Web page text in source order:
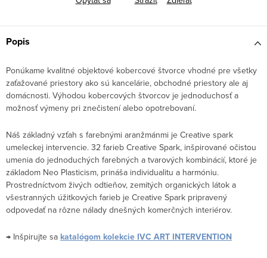
Popis
Ponúkame kvalitné objektové kobercové štvorce vhodné pre všetky
zaťažované priestory ako sú kancelárie, obchodné priestory ale aj
domácnosti. Výhodou kobercových štvorcov je jednoduchosť a
možnosť výmeny pri znečistení alebo opotrebovaní.
Náš základný vzťah s farebnými aranžmánmi je Creative spark
umeleckej intervencie. 32 farieb Creative Spark, inšpirované očistou
umenia do jednoduchých farebných a tvarových kombinácií, ktoré je
základom Neo Plasticism, prináša individualitu a harmóniu.
Prostredníctvom živých odtieňov, zemitých organických látok a
všestranných úžitkových farieb je Creative Spark pripravený
odpovedať na rôzne nálady dnešných komerčných interiérov.
→ Inšpirujte sa katalógom kolekcie IVC ART INTERVENTION